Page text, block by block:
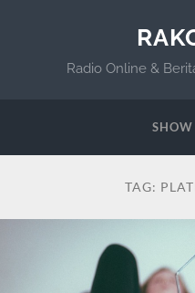
Radio Online &
TAG: